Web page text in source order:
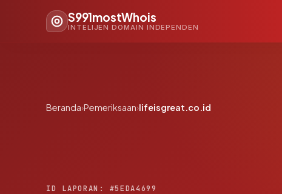
S991mostWhois
INTELIJEN DOMAIN INDEPENDEN
Beranda›Pemeriksaan›lifeisgreat.co.id
ID LAPORAN: #5EDA4699